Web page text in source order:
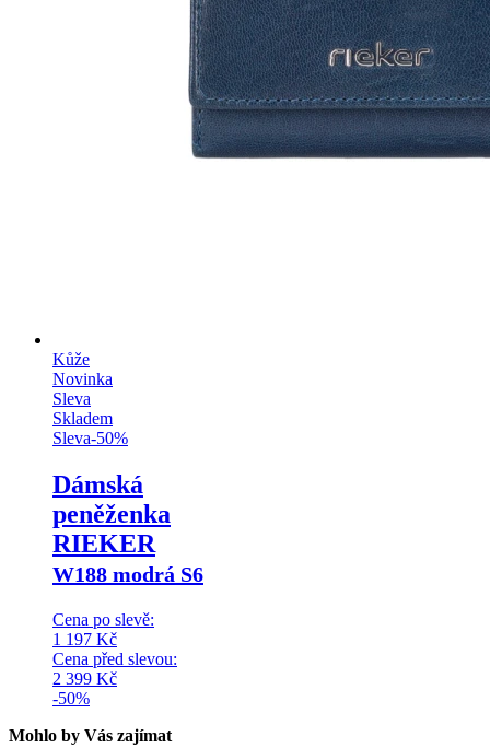
Kůže
Novinka
Sleva
Skladem
Sleva-50%
Dámská
peněženka
RIEKER
W188 modrá S6
Cena po slevě:
1 197 Kč
Cena před slevou:
2 399 Kč
-50%
Mohlo by Vás zajímat